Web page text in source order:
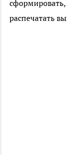
распечатать